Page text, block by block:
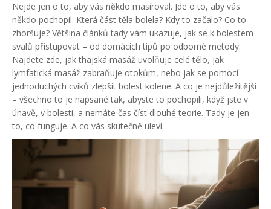
Nejde jen o to, aby vás někdo masíroval. Jde o to, aby vás
někdo pochopil. Která část těla bolela? Kdy to začalo? Co to
zhoršuje? Většina článků tady vám ukazuje, jak se k bolestem
svalů přistupovat – od domácích tipů po odborné metody.
Najdete zde, jak thajská masáž uvolňuje celé tělo, jak
lymfatická masáž zabraňuje otokům, nebo jak se pomocí
jednoduchých cviků zlepšit bolest kolene. A co je nejdůležitější
– všechno to je napsané tak, abyste to pochopili, když jste v
únavě, v bolesti, a nemáte čas číst dlouhé teorie. Tady je jen
to, co funguje. A co vás skutečně uleví.